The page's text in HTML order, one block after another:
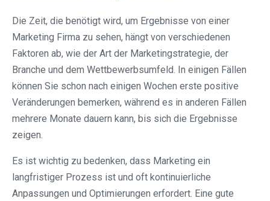
Die Zeit, die benötigt wird, um Ergebnisse von einer
Marketing Firma zu sehen, hängt von verschiedenen
Faktoren ab, wie der Art der Marketingstrategie, der
Branche und dem Wettbewerbsumfeld. In einigen Fällen
können Sie schon nach einigen Wochen erste positive
Veränderungen bemerken, während es in anderen Fällen
mehrere Monate dauern kann, bis sich die Ergebnisse
zeigen.
Es ist wichtig zu bedenken, dass Marketing ein
langfristiger Prozess ist und oft kontinuierliche
Anpassungen und Optimierungen erfordert. Eine gute